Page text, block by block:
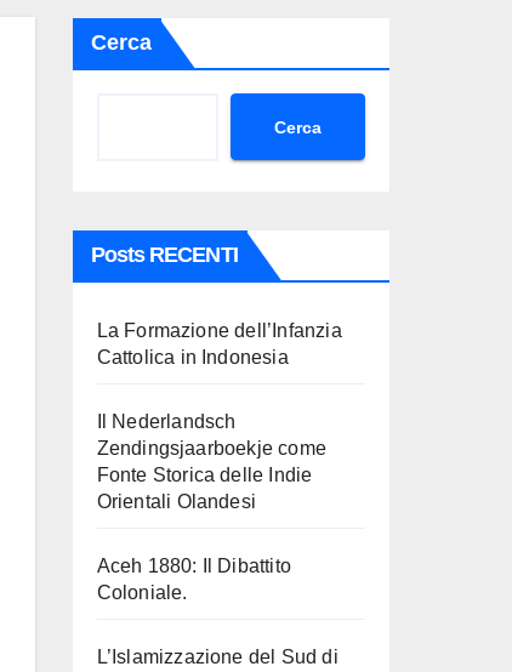
Cerca
Cerca
Posts RECENTI
La Formazione dell’Infanzia
Cattolica in Indonesia
Il Nederlandsch
Zendingsjaarboekje come
Fonte Storica delle Indie
Orientali Olandesi
Aceh 1880: Il Dibattito
Coloniale.
L’Islamizzazione del Sud di